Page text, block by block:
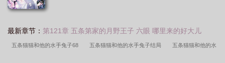
最新章节： 第121章 五条第家的月野王子 六眼 哪里来的好大儿
五条猫猫和他的水手兔子68 五条猫猫和他的水手兔子结局 五条猫猫和他的水